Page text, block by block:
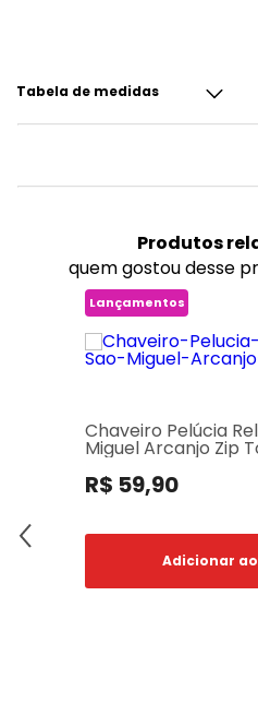
Tabela de medidas
Produtos
quem gostou desse
Lançamentos
Chaveiro Pelúcia
Miguel Arcanjo Zip
R$ 59,90
Adicionar